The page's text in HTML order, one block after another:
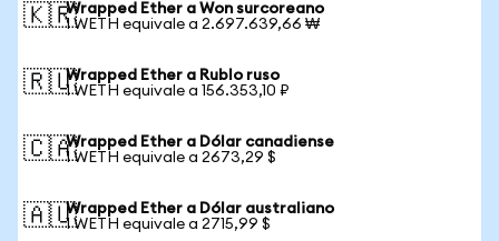
🇰🇷Wrapped Ether a Won surcoreano
1 WETH equivale a 2.697.639,66 ₩
🇷🇺Wrapped Ether a Rublo ruso
1 WETH equivale a 156.353,10 ₽
🇨🇦Wrapped Ether a Dólar canadiense
1 WETH equivale a 2673,29 $
🇦🇺Wrapped Ether a Dólar australiano
1 WETH equivale a 2715,99 $